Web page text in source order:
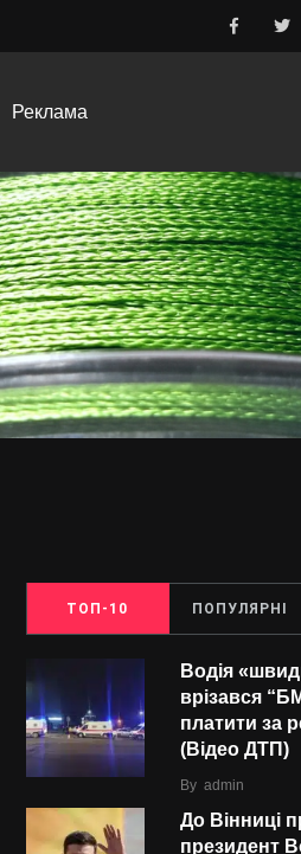
Реклама
ТОП-10 ПОПУЛЯРНІ
Водія
врізався
платити за
(Відео ДТП)
By admin
До Вінниці
президент